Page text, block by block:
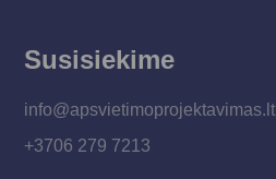
Susisiekime
info@apsvietimoprojektavimas.lt
+3706 279 7213